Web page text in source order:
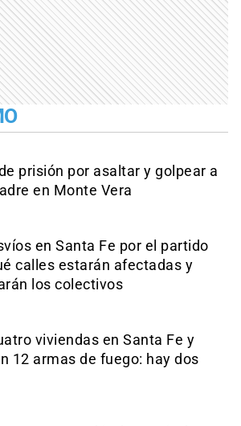
prisión por asaltar y golpear a
en Monte Vera
en Santa Fe por el partido
calles estarán afectadas y
los colectivos
viviendas en Santa Fe y
12 armas de fuego: hay dos